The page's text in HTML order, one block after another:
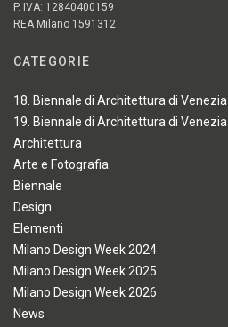
P. IVA: 12840400159
REA Milano 1591312
CATEGORIE
18. Biennale di Architettura di Venezia
19. Biennale di Architettura di Venezia
Architettura
Arte e Fotografia
Biennale
Design
Elementi
Milano Design Week 2024
Milano Design Week 2025
Milano Design Week 2026
News